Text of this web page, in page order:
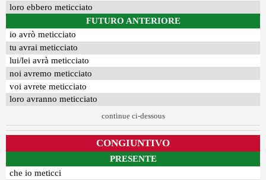
loro ebbero meticciato
FUTURO ANTERIORE
io avrò meticciato
tu avrai meticciato
lui/lei avrà meticciato
noi avremo meticciato
voi avrete meticciato
loro avranno meticciato
continue ci-dessous
CONGIUNTIVO
PRESENTE
che io meticci